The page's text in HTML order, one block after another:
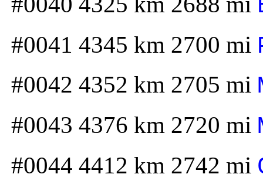
#0041 4345 km 2700 mi
#0042 4352 km 2705 mi
#0043 4376 km 2720 mi
#0044 4412 km 2742 mi